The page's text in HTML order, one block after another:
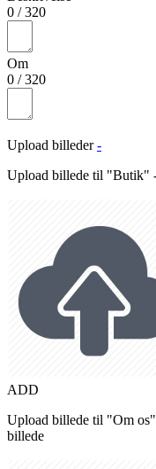
0 /320
Om
0 /320
Upload billeder -
Upload billede til "Butik"
ADD
Upload billede til "Om
billede